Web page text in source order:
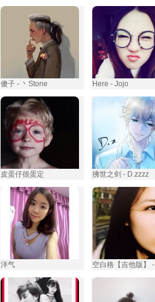
傻子 - 丶Stone Here - Jojo
皮蛋仔很蛋定 拂世之剑 - D.zzzz
洋气 空白格【吉他版】 -